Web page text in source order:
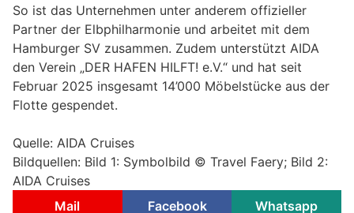
So ist das Unternehmen unter anderem offizieller
Partner der Elbphilharmonie und arbeitet mit dem
Hamburger SV zusammen. Zudem unterstützt AIDA
den Verein „DER HAFEN HILFT! e.V.“ und hat seit
Februar 2025 insgesamt 14’000 Möbelstücke aus der
Flotte gespendet.
Quelle: AIDA Cruises
Bildquellen: Bild 1: Symbolbild © Travel Faery; Bild 2:
AIDA Cruises
Mail
Facebook Whatsapp